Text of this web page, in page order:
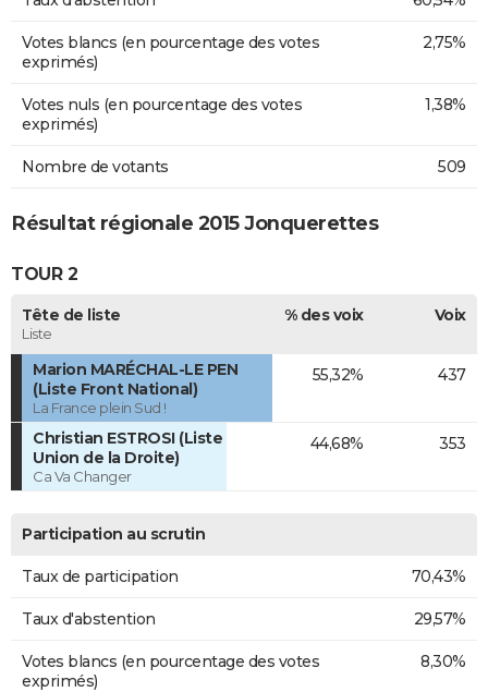
Votes blancs (en pourcentage des votes
exprimés)
2,75%
Votes nuls (en pourcentage des votes
exprimés)
1,38%
Nombre de votants 509
Résultat régionale 2015 Jonquerettes
TOUR 2
Tête de liste
Liste
% des voix Voix
Marion MARÉCHAL-LE PEN
(Liste Front National)
La France plein Sud !
55,32% 437
Christian ESTROSI (Liste
Union de la Droite)
Ca Va Changer
44,68% 353
Participation au scrutin
Taux de participation 70,43%
Taux d'abstention 29,57%
Votes blancs (en pourcentage des votes
exprimés)
8,30%